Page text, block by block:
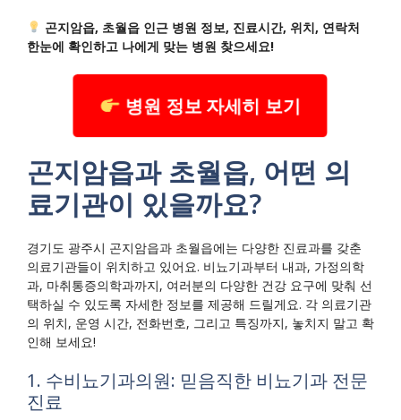
곤지암읍, 초월읍 인근 병원 정보, 진료시간, 위치, 연락처
한눈에 확인하고 나에게 맞는 병원 찾으세요!
병원 정보 자세히 보기
곤지암읍과 초월읍, 어떤 의
료기관이 있을까요?
경기도 광주시 곤지암읍과 초월읍에는 다양한 진료과를 갖춘
의료기관들이 위치하고 있어요. 비뇨기과부터 내과, 가정의학
과, 마취통증의학과까지, 여러분의 다양한 건강 요구에 맞춰 선
택하실 수 있도록 자세한 정보를 제공해 드릴게요. 각 의료기관
의 위치, 운영 시간, 전화번호, 그리고 특징까지, 놓치지 말고 확
인해 보세요!
1. 수비뇨기과의원: 믿음직한 비뇨기과 전문
진료